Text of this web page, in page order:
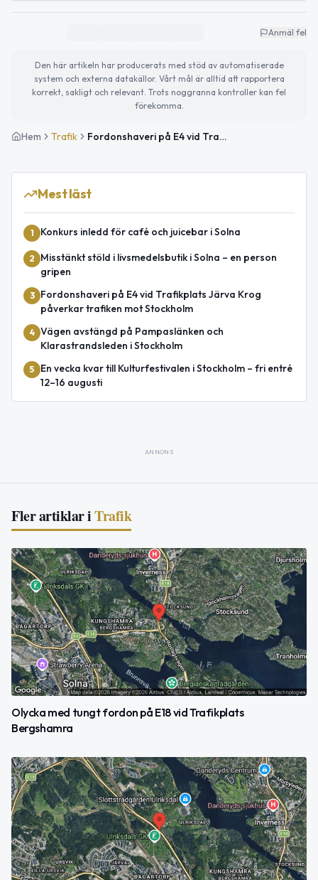
Anmäl fel
Den här artikeln har producerats med stöd av automatiserade
system och externa datakällor. Vårt mål är alltid att rapportera
korrekt, sakligt och relevant. Trots noggranna kontroller kan fel
förekomma.
Hem Trafik Fordonshaveri på E4 vid Trafikplats Tomteboda påverkar trafiken mot Uppsala
Mest läst
1 Konkurs inledd för café och juicebar i Solna
2
Misstänkt stöld i livsmedelsbutik i Solna – en person
gripen
3
Fordonshaveri på E4 vid Trafikplats Järva Krog
påverkar trafiken mot Stockholm
4 Vägen avstängd på Pampaslänken och
Klarastrandsleden i Stockholm
5
En vecka kvar till Kulturfestivalen i Stockholm – fri entré
12–16 augusti
ANNONS
Fler artiklar iTrafik
Olycka med tungt fordon på E18 vid Trafikplats
Bergshamra